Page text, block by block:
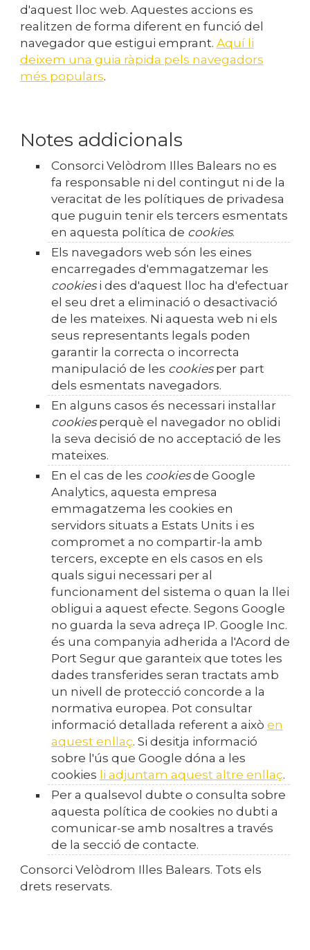
d'aquest lloc web. Aquestes accions es
realitzen de forma diferent en funció del
navegador que estigui emprant. Aquí li
deixem una guia ràpida pels navegadors
més populars.
Notes addicionals
Consorci Velòdrom Illes Balears no es
fa responsable ni del contingut ni de la
veracitat de les polítiques de privadesa
que puguin tenir els tercers esmentats
en aquesta política de cookies.
Els navegadors web són les eines
encarregades d'emmagatzemar les
cookiesi des d'aquest lloc ha d'efectuar
el seu dret a eliminació o desactivació
de les mateixes. Ni aquesta web ni els
seus representants legals poden
garantir la correcta o incorrecta
manipulació de les cookiesper part
dels esmentats navegadors.
En alguns casos és necessari instal·lar
cookiesperquè el navegador no oblidi
la seva decisió de no acceptació de les
mateixes.
En el cas de les cookiesde Google
Analytics, aquesta empresa
emmagatzema les cookies en
servidors situats a Estats Units i es
compromet a no compartir-la amb
tercers, excepte en els casos en els
quals sigui necessari per al
funcionament del sistema o quan la llei
obligui a aquest efecte. Segons Google
no guarda la seva adreça IP. Google Inc.
és una companyia adherida a l'Acord de
Port Segur que garanteix que totes les
dades transferides seran tractats amb
un nivell de protecció concorde a la
normativa europea. Pot consultar
informació detallada referent a això en
aquest enllaç. Si desitja informació
sobre l'ús que Google dóna a les
cookies li adjuntam aquest altre enllaç.
Per a qualsevol dubte o consulta sobre
aquesta política de cookies no dubti a
comunicar-se amb nosaltres a través
de la secció de contacte.
Consorci Velòdrom Illes Balears. Tots els
drets reservats.